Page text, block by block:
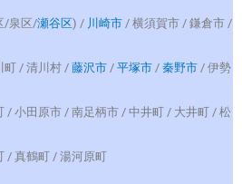
/泉区/瀬谷区) / 川崎市 / 横須賀市 / 鎌倉市 /
町 / 清川村 / 藤沢市 / 平塚市 / 秦野市 / 伊勢
/ 小田原市 / 南足柄市 / 中井町 / 大井町 / 松
/ 真鶴町 / 湯河原町